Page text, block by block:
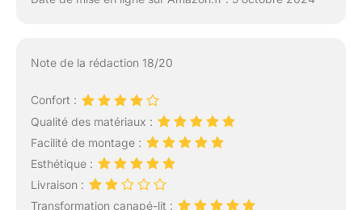
Note de la rédaction 18/20
Confort :
Qualité des matériaux :
Facilité de montage :
Esthétique :
Livraison :
Transformation canapé-lit :